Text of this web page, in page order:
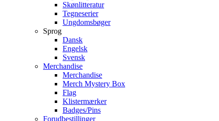
Skønlitteratur
Tegneserier
Ungdomsbøger
Sprog
Dansk
Engelsk
Svensk
Merchandise
Merchandise
Merch Mystery Box
Flag
Klistermærker
Badges/Pins
Forudbestillinger